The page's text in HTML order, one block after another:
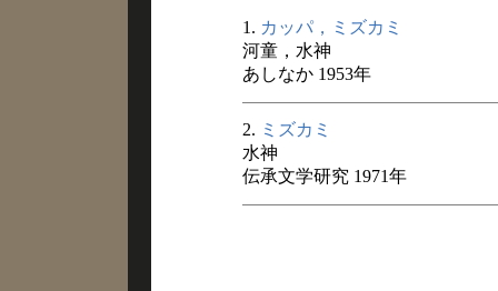
1. カッパ，ミズカミ
河童，水神
あしなか 1953年
2. ミズカミ
水神
伝承文学研究 1971年